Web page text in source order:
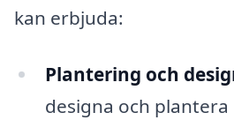
kan erbjuda:
Plantering och
designa och